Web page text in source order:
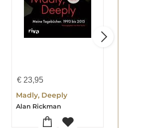
€ 23,95
Madly, Deeply
Alan Rickman